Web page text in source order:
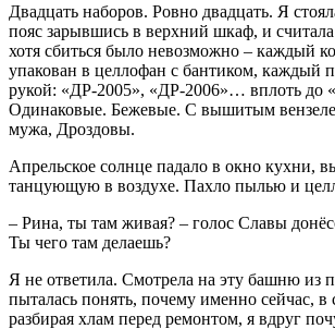
Двадцать наборов. Ровно двадцать. Я
пояс зарывшись в верхний шкаф, и
хотя сбиться было невозможно – каждый
упакован в целлофан с бантиком, каждый
рукой: «ДР-2005», «ДР-2006»… вплоть до
Одинаковые. Бежевые. С вышитым
мужа, Дроздовы.
Апрельское солнце падало в окно кухни,
танцующую в воздухе. Пахло пылью и
– Рина, ты там живая? – голос Славы
Ты чего там делаешь?
Я не ответила. Смотрела на эту башню из
пыталась понять, почему именно сейчас, в
разбирая хлам перед ремонтом, я вдруг